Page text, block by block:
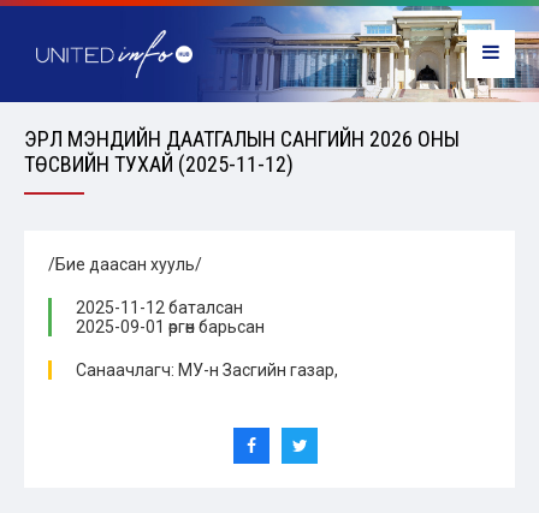
ЭРҮҮЛ МЭНДИЙН ДААТГАЛЫН САНГИЙН 2026 ОНЫ
ТӨСВИЙН ТУХАЙ (2025-11-12)
/Бие даасан хууль/
2025-11-12 баталсан
2025-09-01 өргөн барьсан
Санаачлагч: МУ-н Засгийн газар,